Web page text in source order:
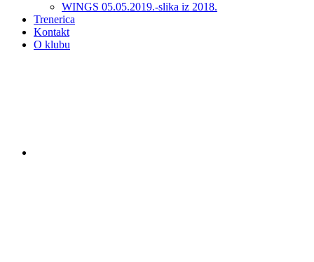
WINGS 05.05.2019.-slika iz 2018.
Trenerica
Kontakt
O klubu